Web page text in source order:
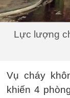
Lực lượng
Vụ cháy
khiến 4